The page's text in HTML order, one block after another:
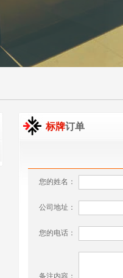
标牌订单
您的姓名：
公司地址：
您的电话：
备注内容：